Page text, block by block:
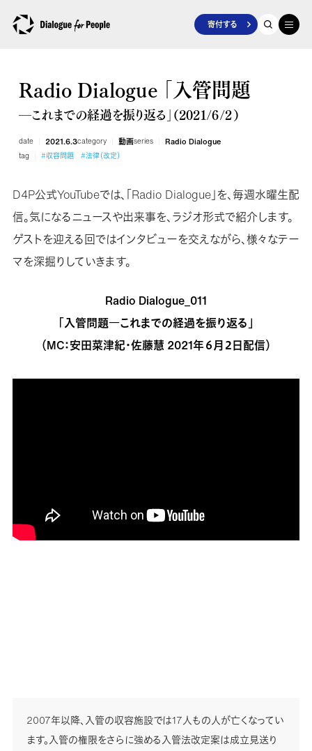
寄付する
Radio Dialogue 「入管問題
―これまでの経過を振り返る」（2021/６/２）
date 2021.6.3category 動画series Radio Dialogue
tag #収容問題 #法律（改定）
D4P公式YouTubeでは、「Radio Dialogue」を、毎週水曜生配
信。気になるニュースや出来事を、ラジオ形式で紹介します。
ゲストを迎える回ではインタビューを交えながら、様々なテー
マを深掘りしていきます。
Radio Dialogue_011
「入管問題―これまでの経過を振り返る」
（MC：安田菜津紀・佐藤慧 2021年６月２日配信）
2007年以降、入管の収容施設では17人もの人が亡くなってい
ます。入管の権限をさらに強める入管法改定案は成立見送り